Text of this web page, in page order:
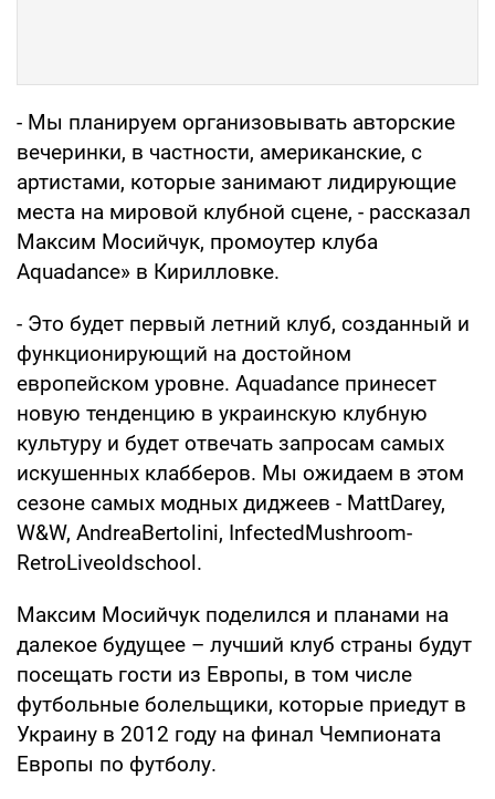
- Мы планируем организовывать авторские
вечеринки, в частности, американские, с
артистами, которые занимают лидирующие
места на мировой клубной сцене, - рассказал
Максим Мосийчук, промоутер клуба
Aquadance» в Кирилловке.
- Это будет первый летний клуб, созданный и
функционирующий на достойном
европейском уровне. Aquadance принесет
новую тенденцию в украинскую клубную
культуру и будет отвечать запросам самых
искушенных клабберов. Мы ожидаем в этом
сезоне самых модных диджеев - MattDarey,
W&W, AndreaBertolini, InfectedMushroom-
RetroLiveoldschool.
Максим Мосийчук поделился и планами на
далекое будущее – лучший клуб страны будут
посещать гости из Европы, в том числе
футбольные болельщики, которые приедут в
Украину в 2012 году на финал Чемпионата
Европы по футболу.